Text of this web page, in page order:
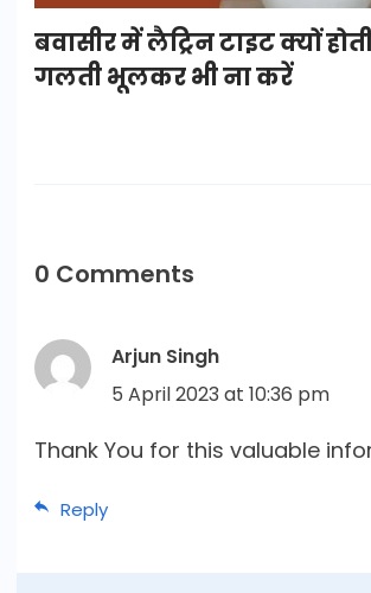
बवासीर में लैट्रिन टाइट क्यों
गलती भूलकर भी ना करें
0 Comments
Arjun Singh
5 April 2023 at 10:36 pm
Thank You for this valuable
Reply